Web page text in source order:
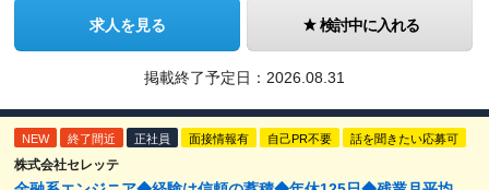
求人を見る 検討中に入れる
掲載終了予定日： 2026.08.31
NEW 終了間近 正社員 面接情報有 自己PR不要 話を聞きたい応募可
株式会社セレッテ